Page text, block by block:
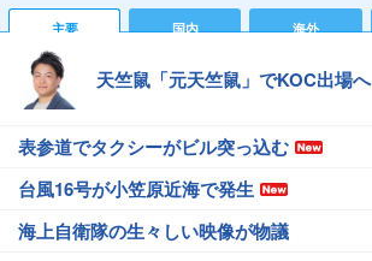
主要 国内 海外
天竺鼠「元天竺鼠」でKOC出場へ
表参道でタクシーがビル突っ込む
台風16号が小笠原近海で発生
海上自衛隊の生々しい映像が物議